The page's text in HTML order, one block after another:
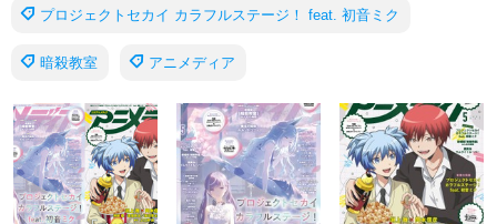
プロジェクトセカイ カラフルステージ！ feat. 初音ミク
暗殺教室 アニメディア